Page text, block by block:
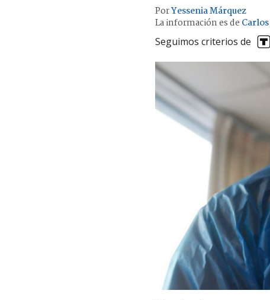
PorYessenia Márquez
La información es de
Seguimos criterios de